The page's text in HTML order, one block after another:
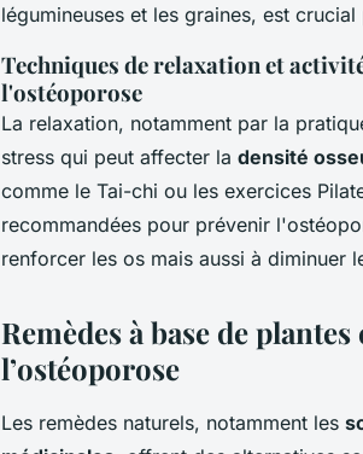
légumineuses et les graines, est
Techniques de relaxation et
l'ostéoporose
La relaxation, notamment par la
stress qui peut affecter la densité
comme le Tai-chi ou les exercices
recommandées pour prévenir
renforcer les os mais aussi à diminuer
Remèdes à base de
l’ostéoporose
Les remèdes naturels, notamment les